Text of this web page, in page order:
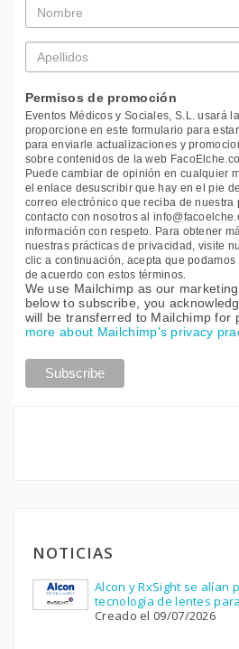
*
Apellidos
*
Permisos de promoción
Eventos Médicos y Sociales, S.L. usará
proporcione en este formulario para
para enviarle actualizaciones y
sobre contenidos de la web
Puede cambiar de opinión en cualquier
el enlace desuscribir que hay en el pie
correo electrónico que reciba de nuestra
contacto con nosotros al
información con respeto. Para obtener
nuestras prácticas de privacidad, visite
clic a continuación, acepta que
de acuerdo con estos términos.
We use Mailchimp as our
below to subscribe, you
will be transferred to Mailchimp for
more about Mailchimp's privacy
NOTICIAS
Alcon y RxSight se alían
tecnología de lentes
Creado el 09/07/2026